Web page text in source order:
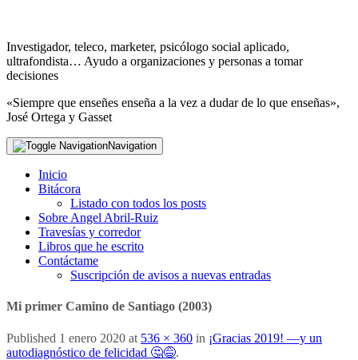
Investigador, teleco, marketer, psicólogo social aplicado,
ultrafondista… Ayudo a organizaciones y personas a tomar
decisiones
«Siempre que enseñes enseña a la vez a dudar de lo que enseñas»,
José Ortega y Gasset
Navigation
Inicio
Bitácora
Listado con todos los posts
Sobre Angel Abril-Ruiz
Travesías y corredor
Libros que he escrito
Contáctame
Suscripción de avisos a nuevas entradas
Mi primer Camino de Santiago (2003)
Published 1 enero 2020 at 536 × 360 in ¡Gracias 2019! —y un
autodiagnóstico de felicidad 🤔😅.